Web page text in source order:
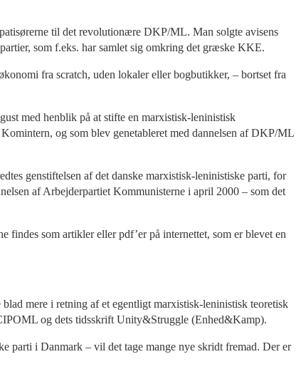
til det revolutionære DKP/ML. Man solgte avisens
som f.eks. har samlet sig omkring det græske KKE.
fra scratch, uden lokaler eller bogbutikker, – bortset fra
med henblik på at stifte en marxistisk-leninistisk
og som blev genetableret med dannelsen af DKP/ML
genstiftelsen af det danske marxistisk-leninistiske parti, for
af Arbejderpartiet Kommunisterne i april 2000 – som det
som artikler eller pdf’er på internettet, som er blevet en
mere i retning af et egentligt marxistisk-leninistisk teoretisk
og dets tidsskrift Unity&Struggle (Enhed&Kamp).
parti i Danmark – vil det tage mange nye skridt fremad. Der er